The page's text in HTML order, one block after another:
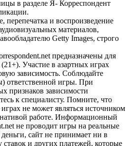
в разделе Я- Корреспондент
перепечатка и воспроизведение
материалов,
Getty Images, строго
предназначены для
Участие в азартных играх
зависимость. Соблюдайте
ответственной игры. При
признаков зависимости
к специалисту. Помните, что
не может являться источником
работе. Информационный
не проводит игры на реальные
сайт не принимает ни в
ставок и других платежей, которые